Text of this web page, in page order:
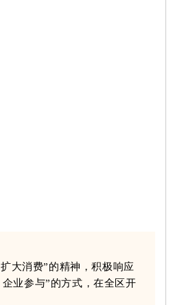
大消费”的精神，积极响应
业参与”的方式，在全区开